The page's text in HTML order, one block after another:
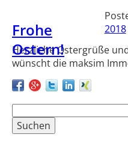
Frohe
Ostern!
2018
Herzliche Ostergrüße
wünscht die maksim
nach: